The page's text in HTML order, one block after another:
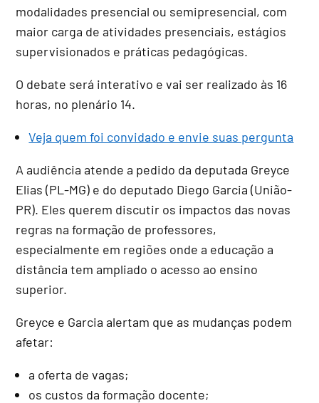
modalidades presencial ou semipresencial, com
maior carga de atividades presenciais, estágios
supervisionados e práticas pedagógicas.
O debate será interativo e vai ser realizado às 16
horas, no plenário 14.
Veja quem foi convidado e envie suas pergunta
A audiência atende a pedido da deputada Greyce
Elias (PL-MG) e do deputado Diego Garcia (União-
PR). Eles querem discutir os impactos das novas
regras na formação de professores,
especialmente em regiões onde a educação a
distância tem ampliado o acesso ao ensino
superior.
Greyce e Garcia alertam que as mudanças podem
afetar:
a oferta de vagas;
os custos da formação docente;